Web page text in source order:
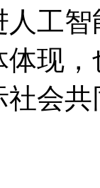
工
体现
会